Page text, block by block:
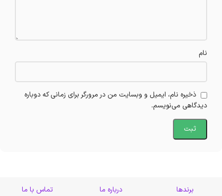
نام
ذخیره نام، ایمیل و وبسایت من در مرورگر برای زمانی که دوباره
دیدگاهی می‌نویسم.
برندها درباره ما تماس با ما